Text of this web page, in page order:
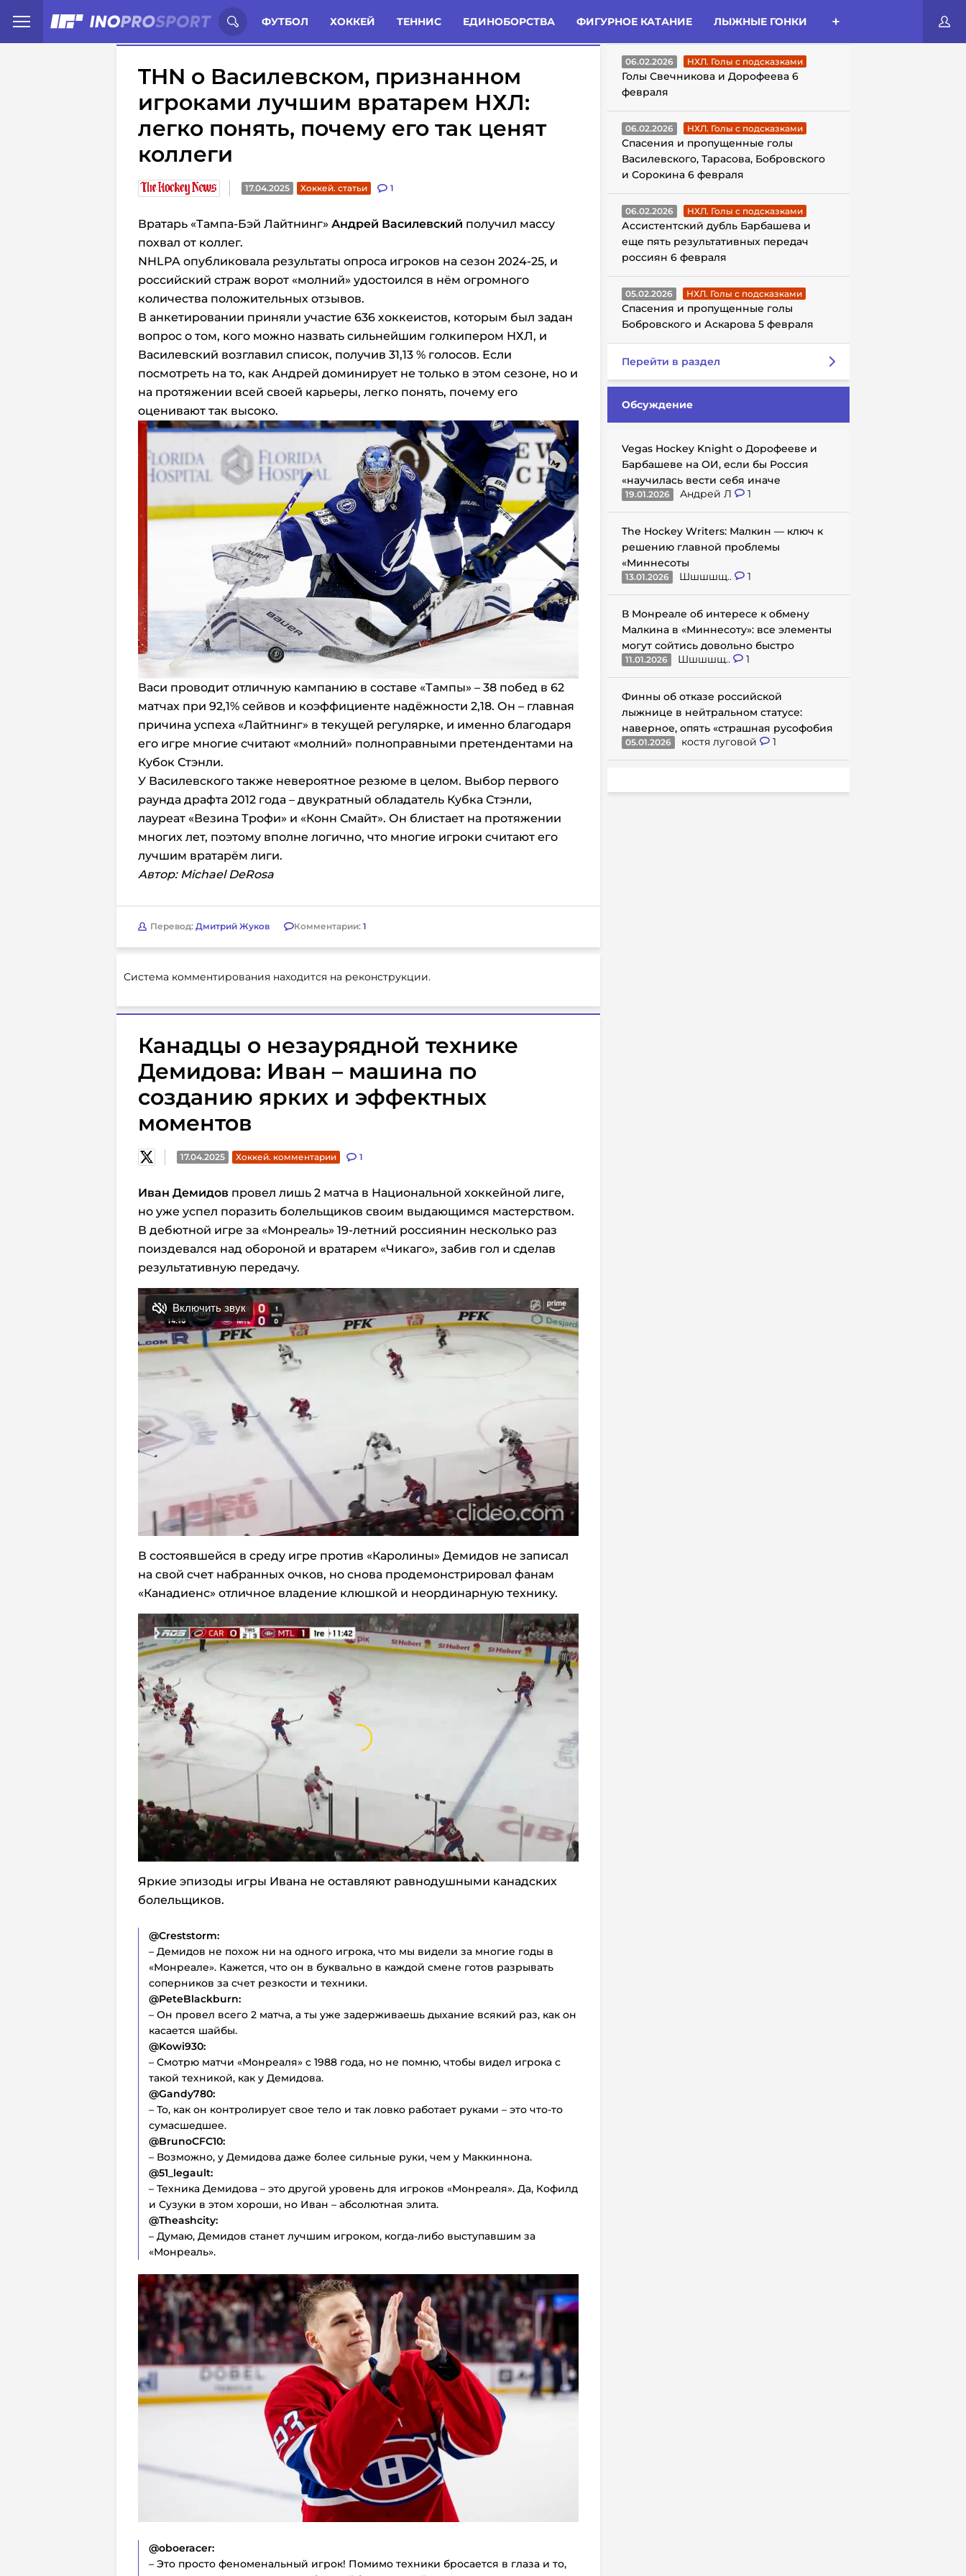
ФУТБОЛ ХОККЕЙ ТЕННИС ЕДИНОБОРСТВА ФИГУРНОЕ КАТАНИЕ ЛЫЖНЫЕ ГОНКИ
Иностранцы о спорте России: Статьи Комменты Новости
THN о Василевском, признанном
игроками лучшим вратарем НХЛ:
легко понять, почему его так ценят
коллеги
17.04.2025 Хоккей. статьи 1
Вратарь «Тампа-Бэй Лайтнинг» Андрей Василевский получил массу
похвал от коллег.
NHLPA опубликовала результаты опроса игроков на сезон 2024-25, и
российский страж ворот «молний» удостоился в нём огромного
количества положительных отзывов.
В анкетировании приняли участие 636 хоккеистов, которым был задан
вопрос о том, кого можно назвать сильнейшим голкипером НХЛ, и
Василевский возглавил список, получив 31,13 % голосов. Если
посмотреть на то, как Андрей доминирует не только в этом сезоне, но и
на протяжении всей своей карьеры, легко понять, почему его
оценивают так высоко.
Васи проводит отличную кампанию в составе «Тампы» – 38 побед в 62
матчах при 92,1% cейвов и коэффициенте надёжности 2,18. Он – главная
причина успеха «Лайтнинг» в текущей регулярке, и именно благодаря
его игре многие считают «молний» полноправными претендентами на
Кубок Стэнли.
У Василевского также невероятное резюме в целом. Выбор первого
раунда драфта 2012 года – двукратный обладатель Кубка Стэнли,
лауреат «Везина Трофи» и «Конн Смайт». Он блистает на протяжении
многих лет, поэтому вполне логично, что многие игроки считают его
лучшим вратарём лиги.
Автор: Michael DeRosa
Перевод: Дмитрий Жуков Комментарии: 1
Система комментирования находится на реконструкции.
Канадцы о незаурядной технике
Демидова: Иван – машина по
созданию ярких и эффектных
моментов
17.04.2025 Хоккей. комментарии 1
Иван Демидов провел лишь 2 матча в Национальной хоккейной лиге,
но уже успел поразить болельщиков своим выдающимся мастерством.
В дебютной игре за «Монреаль» 19-летний россиянин несколько раз
поиздевался над обороной и вратарем «Чикаго», забив гол и сделав
результативную передачу.
В состоявшейся в среду игре против «Каролины» Демидов не записал
на свой счет набранных очков, но снова продемонстрировал фанам
«Канадиенс» отличное владение клюшкой и неординарную технику.
Яркие эпизоды игры Ивана не оставляют равнодушными канадских
болельщиков.
@Creststorm:
– Демидов не похож ни на одного игрока, что мы видели за многие годы в
«Монреале». Кажется, что он в буквально в каждой смене готов разрывать
соперников за счет резкости и техники.
@PeteBlackburn:
– Он провел всего 2 матча, а ты уже задерживаешь дыхание всякий раз, как он
касается шайбы.
@Kowi930:
– Смотрю матчи «Монреаля» с 1988 года, но не помню, чтобы видел игрока с
такой техникой, как у Демидова.
@Gandy780:
– То, как он контролирует свое тело и так ловко работает руками – это что-то
сумасшедшее.
@BrunoCFC10:
– Возможно, у Демидова даже более сильные руки, чем у Маккиннона.
@51_legault:
– Техника Демидова – это другой уровень для игроков «Монреаля». Да, Кофилд
и Сузуки в этом хороши, но Иван – абсолютная элита.
@Theashcity:
– Думаю, Демидов станет лучшим игроком, когда-либо выступавшим за
«Монреаль».
@oboeracer:
– Это просто феноменальный игрок! Помимо техники бросается в глаза и то,
ГОЛЫ С ПОДСКАЗКАМИ
06.02.2026 НХЛ. Голы с подсказками
Голы Свечникова и Дорофеева 6
февраля
06.02.2026 НХЛ. Голы с подсказками
Спасения и пропущенные голы
Василевского, Тарасова, Бобровского
и Сорокина 6 февраля
06.02.2026 НХЛ. Голы с подсказками
Ассистентский дубль Барбашева и
еще пять результативных передач
россиян 6 февраля
05.02.2026 НХЛ. Голы с подсказками
Спасения и пропущенные голы
Бобровского и Аскарова 5 февраля
Перейти в раздел
Обсуждение
Vegas Hockey Knight о Дорофееве и
Барбашеве на ОИ, если бы Россия
«научилась вести себя иначе
19.01.2026 Андрей Л 1
The Hockey Writers: Малкин — ключ к
решению главной проблемы
«Миннесоты
13.01.2026 Шшшшщ.. 1
В Монреале об интересе к обмену
Малкина в «Миннесоту»: все элементы
могут сойтись довольно быстро
11.01.2026 Шшшшщ.. 1
Финны об отказе российской
лыжнице в нейтральном статусе:
наверное, опять «страшная русофобия
05.01.2026 костя луговой 1